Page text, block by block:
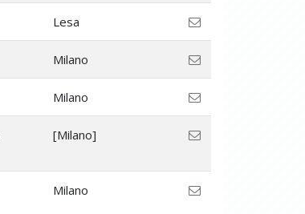
Lesa
Milano
Milano
[Milano]
Milano